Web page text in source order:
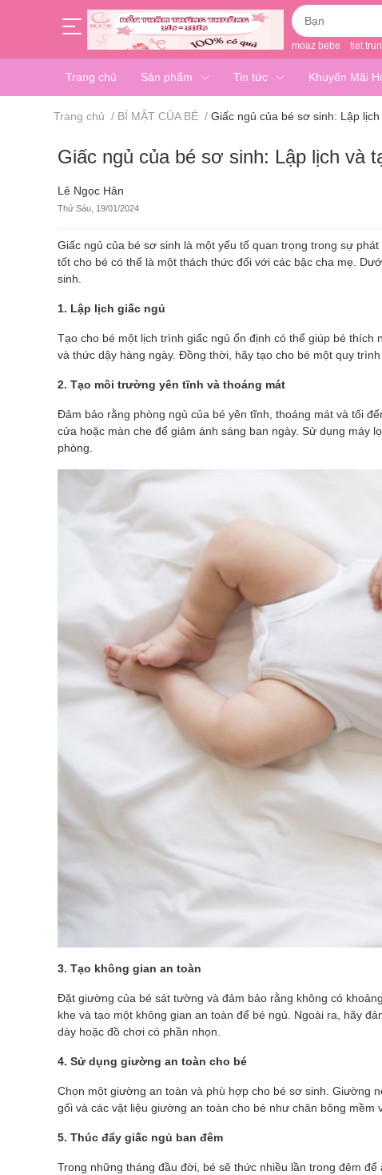
moaz bebe tiet
Trang chủ Sản phẩm Tin tức Khuyến Mãi
Trang chủ / BÍ MẬT CỦA BÉ / Giấc ngủ của bé sơ sinh: Lập
Giấc ngủ của bé sơ sinh: Lập lịch và
Lê Ngọc Hân
Thứ Sáu, 19/01/2024
Giấc ngủ của bé sơ sinh là một yếu tố quan trọng trong sự
tốt cho bé có thể là một thách thức đối với các bậc cha mẹ.
sinh.
1. Lập lịch giấc ngủ
Tạo cho bé một lịch trình giấc ngủ ổn định có thể giúp bé
và thức dậy hàng ngày. Đồng thời, hãy tạo cho bé một quy
2. Tạo môi trường yên tĩnh và thoáng mát
Đảm bảo rằng phòng ngủ của bé yên tĩnh, thoáng mát và tối
cửa hoặc màn che để giảm ánh sáng ban ngày. Sử dụng máy
phòng.
3. Tạo không gian an toàn
Đặt giường của bé sát tường và đảm bảo rằng không có
khe và tạo một không gian an toàn để bé ngủ. Ngoài ra, hãy
dày hoặc đồ chơi có phần nhọn.
4. Sử dụng giường an toàn cho bé
Chọn một giường an toàn và phù hợp cho bé sơ sinh. Giường
gối và các vật liệu giường an toàn cho bé như chăn bông mềm
5. Thúc đẩy giấc ngủ ban đêm
Trong những tháng đầu đời, bé sẽ thức nhiều lần trong đêm